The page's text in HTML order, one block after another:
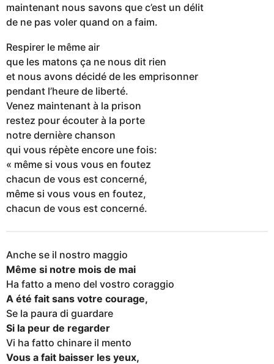
maintenant nous savons que c’est un délit
de ne pas voler quand on a faim.
Respirer le même air
que les matons ça ne nous dit rien
et nous avons décidé de les emprisonner
pendant l’heure de liberté.
Venez maintenant à la prison
restez pour écouter à la porte
notre dernière chanson
qui vous répète encore une fois:
« même si vous vous en foutez
chacun de vous est concerné,
même si vous vous en foutez,
chacun de vous est concerné.
Anche se il nostro maggio
Même si notre mois de mai
Ha fatto a meno del vostro coraggio
A été fait sans votre courage,
Se la paura di guardare
Si la peur de regarder
Vi ha fatto chinare il mento
Vous a fait baisser les yeux,